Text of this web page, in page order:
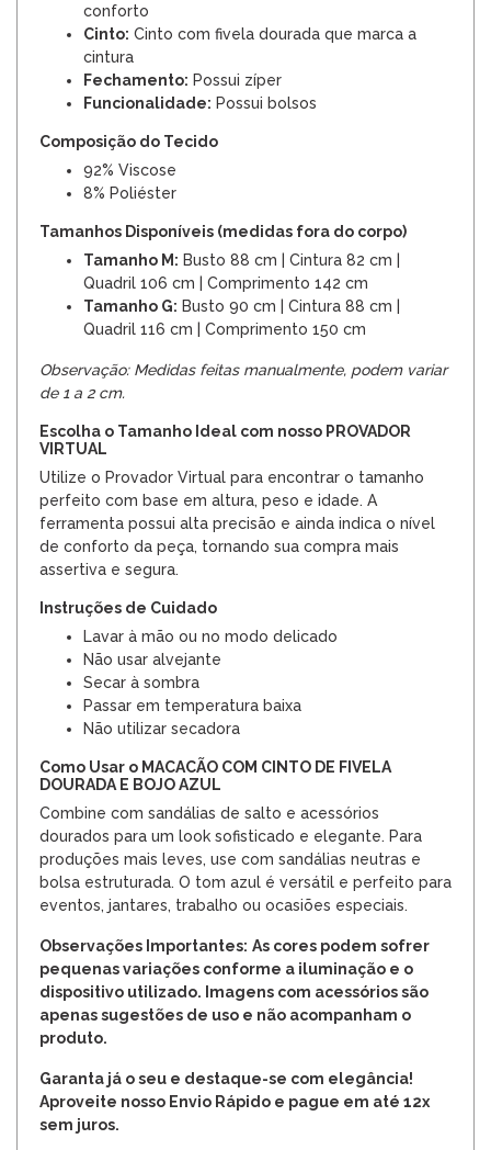
conforto
Cinto: Cinto com fivela dourada que marca a
cintura
Fechamento: Possui zíper
Funcionalidade: Possui bolsos
Composição do Tecido
92% Viscose
8% Poliéster
Tamanhos Disponíveis (medidas fora do corpo)
Tamanho M: Busto 88 cm | Cintura 82 cm |
Quadril 106 cm | Comprimento 142 cm
Tamanho G: Busto 90 cm | Cintura 88 cm |
Quadril 116 cm | Comprimento 150 cm
Observação: Medidas feitas manualmente, podem variar
de 1 a 2 cm.
Escolha o Tamanho Ideal com nosso PROVADOR
VIRTUAL
Utilize o Provador Virtual para encontrar o tamanho
perfeito com base em altura, peso e idade. A
ferramenta possui alta precisão e ainda indica o nível
de conforto da peça, tornando sua compra mais
assertiva e segura.
Instruções de Cuidado
Lavar à mão ou no modo delicado
Não usar alvejante
Secar à sombra
Passar em temperatura baixa
Não utilizar secadora
Como Usar o MACACÃO COM CINTO DE FIVELA
DOURADA E BOJO AZUL
Combine com sandálias de salto e acessórios
dourados para um look sofisticado e elegante. Para
produções mais leves, use com sandálias neutras e
bolsa estruturada. O tom azul é versátil e perfeito para
eventos, jantares, trabalho ou ocasiões especiais.
Observações Importantes: As cores podem sofrer
pequenas variações conforme a iluminação e o
dispositivo utilizado. Imagens com acessórios são
apenas sugestões de uso e não acompanham o
produto.
Garanta já o seu e destaque-se com elegância!
Aproveite nosso Envio Rápido e pague em até 12x
sem juros.